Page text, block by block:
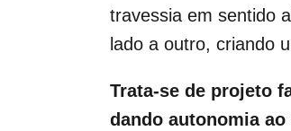
travessia em sentido
lado a outro, criando
Trata-se de projeto
dando autonomia